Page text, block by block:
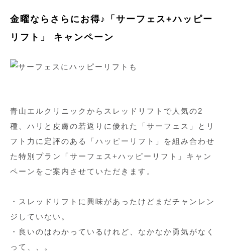
金曜ならさらにお得♪「サーフェス+ハッピー
リフト」 キャンペーン
青山エルクリニックからスレッドリフトで人気の2
種、ハリと皮膚の若返りに優れた「サーフェス」とリ
フト力に定評のある「ハッピーリフト」を組み合わせ
た特別プラン「サーフェス+ハッピーリフト」キャン
ペーンをご案内させていただきます。
・スレッドリフトに興味があったけどまだチャンレン
ジしていない。
・良いのはわかっているけれど、なかなか勇気がなく
って、、。